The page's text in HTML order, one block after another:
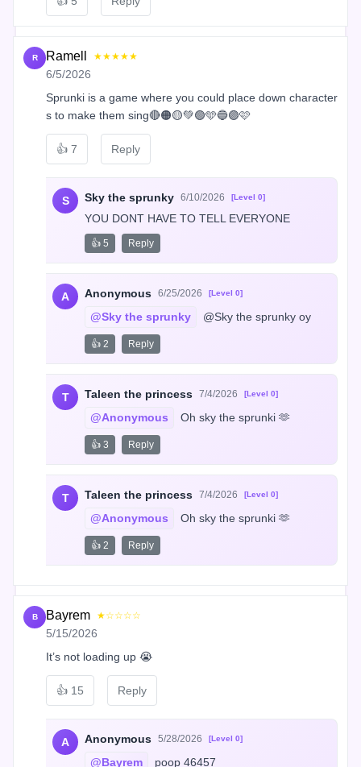
R Ramell ★★★★★
6/5/2026
Sprunki is a game where you could place down character
s to make them sing🔴🟠🟡💚🟢🩵🔵🟣🩷
👍 7 Reply
S Sky the sprunky 6/10/2026 [Level 0]
YOU DONT HAVE TO TELL EVERYONE
👍 5 Reply
A Anonymous 6/25/2026 [Level 0]
@Sky the sprunky @Sky the sprunky oy
👍 2 Reply
T Taleen the princess 7/4/2026 [Level 0]
@Anonymous Oh sky the sprunki 🫶
👍 3 Reply
T Taleen the princess 7/4/2026 [Level 0]
@Anonymous Oh sky the sprunki 🫶
👍 2 Reply
B Bayrem ★☆☆☆☆
5/15/2026
It’s not loading up 😭
👍 15 Reply
A Anonymous 5/28/2026 [Level 0]
@Bayrem poop 46457